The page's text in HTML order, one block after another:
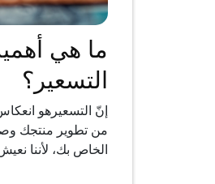
ما هي
التسعير؟
إنّ التسعيرهو
من تطوير منتجك
الخاص بك، لأننا